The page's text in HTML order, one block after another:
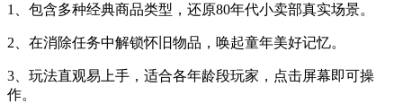
1、包含多种经典商品类型，还原80年代小卖部真实场景。
2、在消除任务中解锁怀旧物品，唤起童年美好记忆。
3、玩法直观易上手，适合各年龄段玩家，点击屏幕即可操
作。